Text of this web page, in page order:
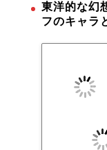
東洋的な幻
フのキャラ